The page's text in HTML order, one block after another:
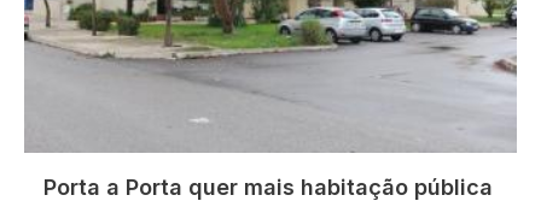
Porta a Porta quer mais habitação pública